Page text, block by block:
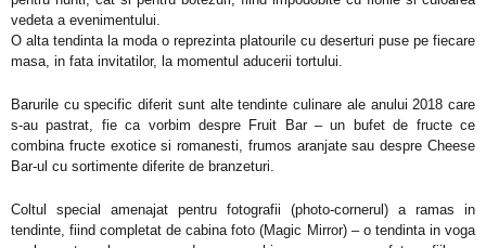
vedeta a evenimentului.
O alta tendinta la moda o reprezinta platourile cu deserturi puse pe fiecare
masa, in fata invitatilor, la momentul aducerii tortului.
Barurile cu specific diferit sunt alte tendinte culinare ale anului 2018 care
s-au pastrat, fie ca vorbim despre Fruit Bar – un bufet de fructe ce
combina fructe exotice si romanesti, frumos aranjate sau despre Cheese
Bar-ul cu sortimente diferite de branzeturi.
Coltul special amenajat pentru fotografii (photo-cornerul) a ramas in
tendinte, fiind completat de cabina foto (Magic Mirror) – o tendinta in voga